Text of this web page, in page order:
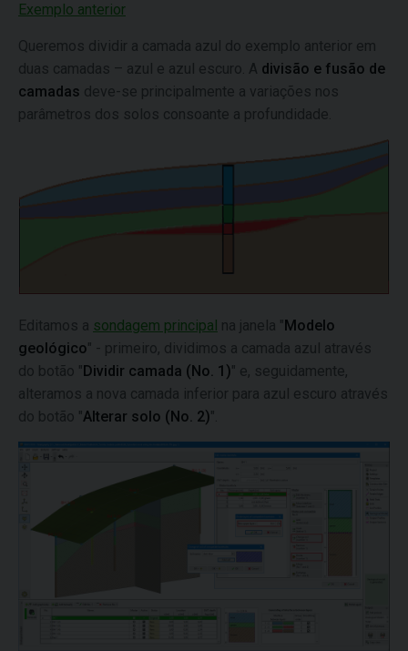
Exemplo anterior
Queremos dividir a camada azul do exemplo anterior em
duas camadas – azul e azul escuro. A divisão e fusão de
camadas deve-se principalmente a variações nos
parâmetros dos solos consoante a profundidade.
Editamos a sondagem principal na janela " Modelo
geológico" - primeiro, dividimos a camada azul através
do botão " Dividir camada (No. 1)" e, seguidamente,
alteramos a nova camada inferior para azul escuro através
do botão "Alterar solo (No. 2)".